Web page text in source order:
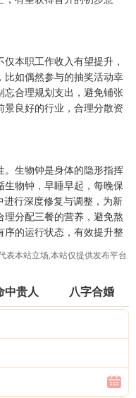
本职工作收入有望提升，
比如偶然参与的抽奖活动幸
忘合理规划支出，避免铺张
景良好的行业，合理分散资
。生物钟是身体的隐形指挥
生物钟，早睡早起，每晚保
进行深度修复与调整，为新
理分配三餐的营养，避免熬
序的运行状态，有效提升整
表本站立场,本站仅提供发布平台.
中贵人 八字合婚